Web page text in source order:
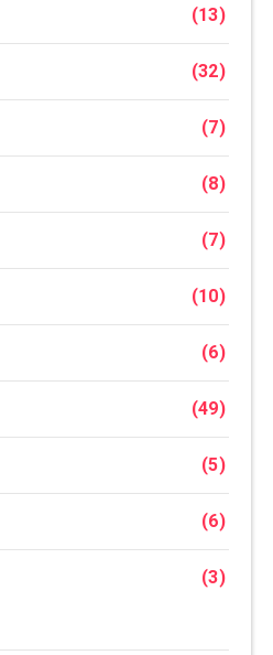
(13)
(32)
(7)
(8)
(7)
(10)
(6)
(49)
(5)
(6)
(3)